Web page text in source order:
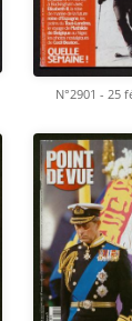
N°2901 - 25